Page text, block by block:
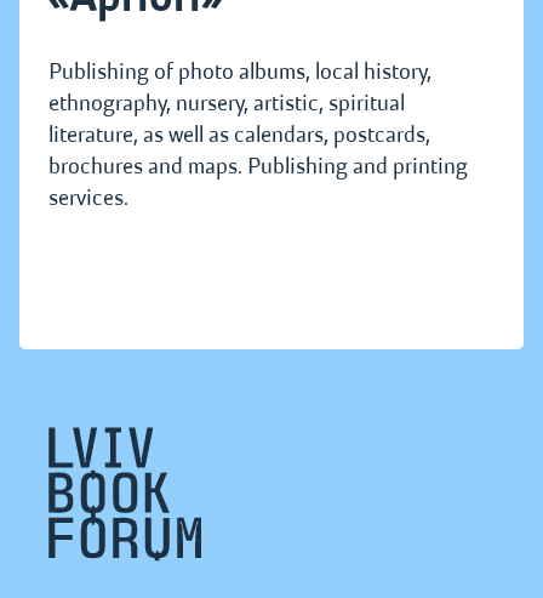
Publishing of photo albums, local history,
ethnography, nursery, artistic, spiritual
literature, as well as calendars, postcards,
brochures and maps. Publishing and printing
services.